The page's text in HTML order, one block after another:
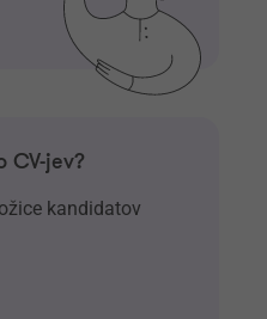
CV-jev?
kandidatov